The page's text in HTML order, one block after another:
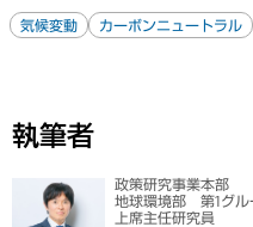
気候変動 カーボンニュートラル
執筆者
政策研究事業本部
地球環境部 第1グル
上席主任研究員